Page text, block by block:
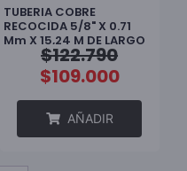
TUBERIA COBRE
RECOCIDA 5/8" X 0.71
Mm X 15,24 M DE LARGO
$122.790
$109.000
AÑADIR